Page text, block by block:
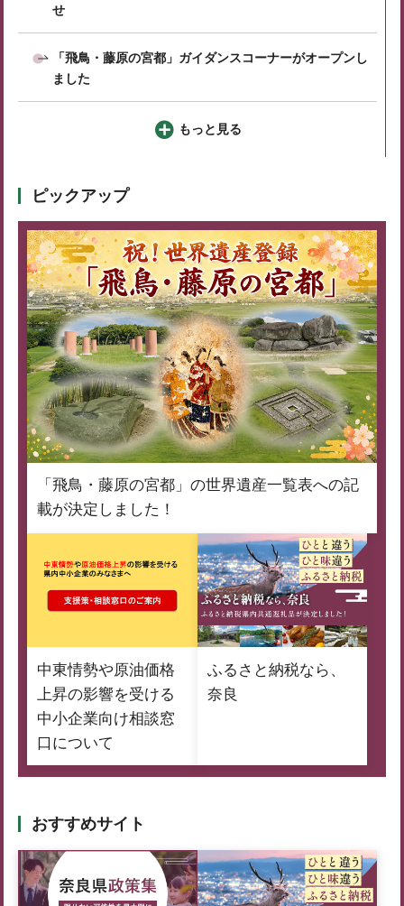
せ
「飛鳥・藤原の宮都」ガイダンスコーナーがオープンし
ました
もっと見る
ピックアップ
「飛鳥・藤原の宮都」の世界遺産一覧表への記
載が決定しました！
中東情勢や原油価格
上昇の影響を受ける
中小企業向け相談窓
口について
ふるさと納税なら、
奈良
おすすめサイト